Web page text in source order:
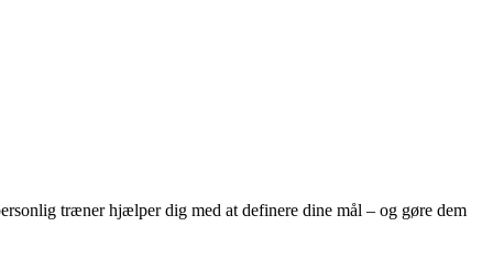
træner hjælper dig med at definere dine mål – og gøre dem